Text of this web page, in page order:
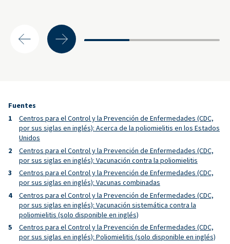
Fuentes
Centros para el Control y la Prevención de Enfermedades (CDC,
por sus siglas en inglés): Acerca de la poliomielitis en los Estados
Unidos
Centros para el Control y la Prevención de Enfermedades (CDC,
por sus siglas en inglés): Vacunación contra la poliomielitis
Centros para el Control y la Prevención de Enfermedades (CDC,
por sus siglas en inglés): Vacunas combinadas
Centros para el Control y la Prevención de Enfermedades (CDC,
por sus siglas en inglés): Vacunación sistemática contra la
poliomielitis (solo disponible en inglés)
Centros para el Control y la Prevención de Enfermedades (CDC,
por sus siglas en inglés): Poliomielitis (solo disponible en inglés)